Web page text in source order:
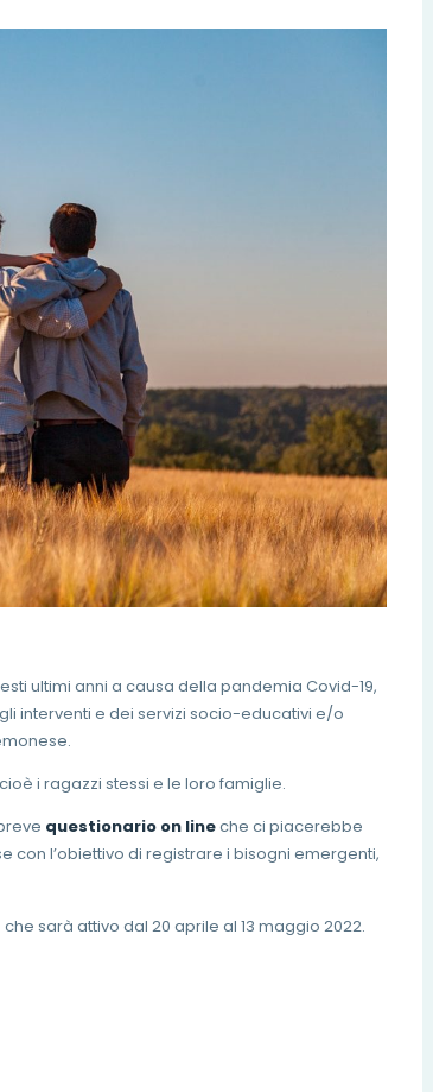
ultimi anni a causa della pandemia Covid-19,
interventi e dei servizi socio-educativi e/o
i ragazzi stessi e le loro famiglie.
questionario on lineche ci piacerebbe
l’obiettivo di registrare i bisogni emergenti,
sarà attivo dal 20 aprile al 13 maggio 2022.